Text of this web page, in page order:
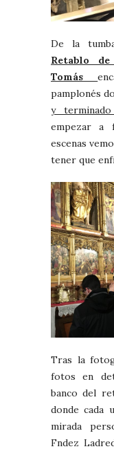
De la
Retablo
Tomás
pamplonés
y
empezar a
escenas
tener que
Tras la
fotos en
banco del
donde cada
mirada
Fndez